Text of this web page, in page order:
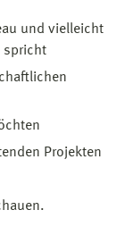
und vielleicht
spricht
Projekten